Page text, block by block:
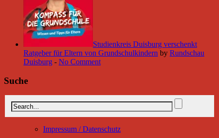
Studienkreis Duisburg verschenkt
Ratgeber für Eltern von Grundschulkindern by Rundschau
Duisburg - No Comment
Suche
Impressum / Datenschutz